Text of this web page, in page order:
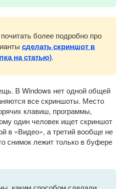
более подробно про
сделать скриншот в
на статью).
В Windows нет одной общей
все скриншоты. Место
клавиш, программы,
один человек ищет скриншот
в «Видео», а третий вообще не
снимок лежит только в буфере